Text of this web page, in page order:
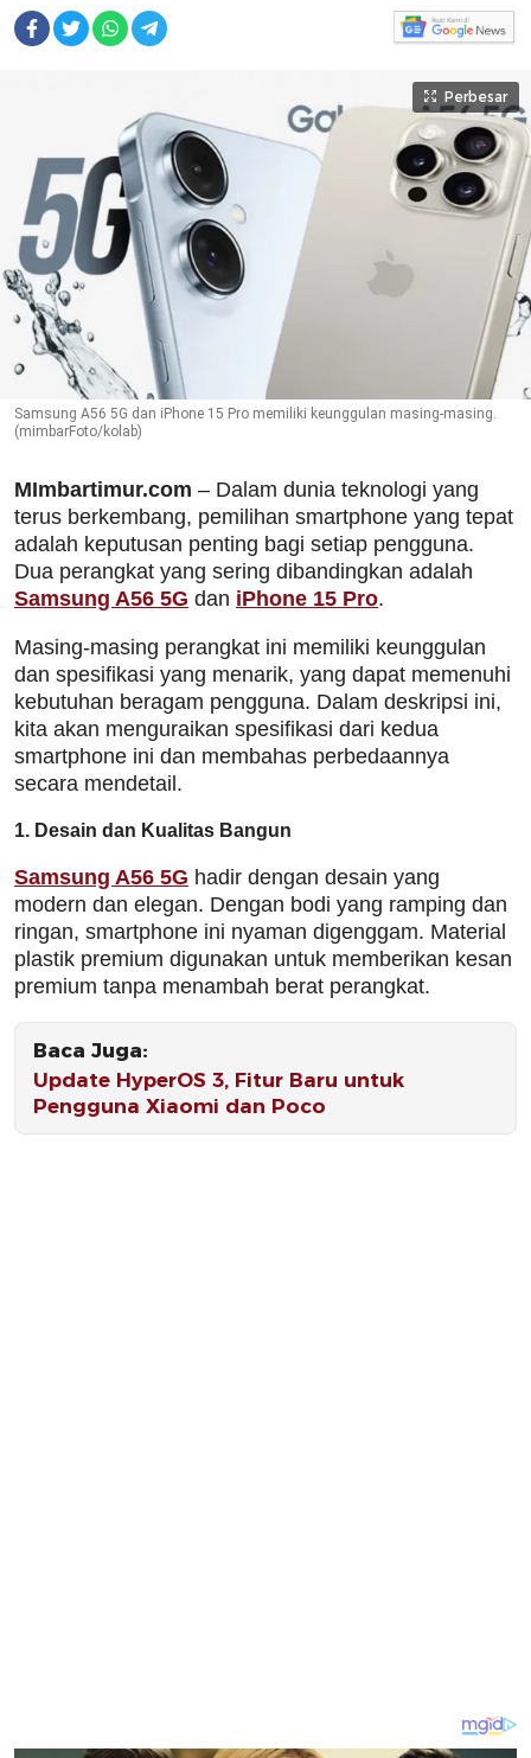
Perbesar
Samsung A56 5G dan iPhone 15 Pro memiliki keunggulan masing-masing.
(mimbarFoto/kolab)
MImbartimur.com – Dalam dunia teknologi yang
terus berkembang, pemilihan smartphone yang tepat
adalah keputusan penting bagi setiap pengguna.
Dua perangkat yang sering dibandingkan adalah
Samsung A56 5G dan iPhone 15 Pro.
Masing-masing perangkat ini memiliki keunggulan
dan spesifikasi yang menarik, yang dapat memenuhi
kebutuhan beragam pengguna. Dalam deskripsi ini,
kita akan menguraikan spesifikasi dari kedua
smartphone ini dan membahas perbedaannya
secara mendetail.
1. Desain dan Kualitas Bangun
Samsung A56 5G hadir dengan desain yang
modern dan elegan. Dengan bodi yang ramping dan
ringan, smartphone ini nyaman digenggam. Material
plastik premium digunakan untuk memberikan kesan
premium tanpa menambah berat perangkat.
Baca Juga:
Update HyperOS 3, Fitur Baru untuk
Pengguna Xiaomi dan Poco